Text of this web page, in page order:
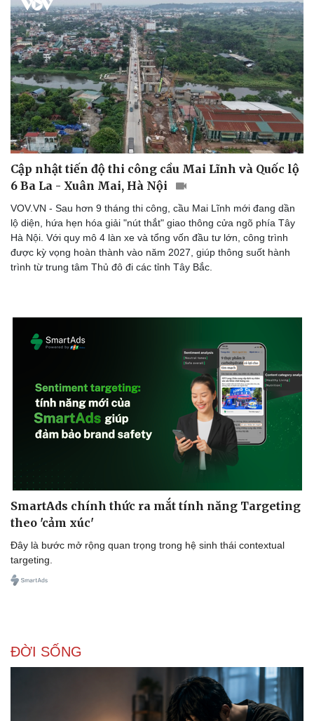
Sức khỏe
Dinh dưỡng - món ngon
Làm đẹp - giảm cân
Đời sống
Nhà đẹp
Cập nhật tiến độ thi công cầu Mai Lĩnh và Quốc lộ
6 Ba La - Xuân Mai, Hà Nội
VOV.VN - Sau hơn 9 tháng thi công, cầu Mai Lĩnh mới đang dần
lộ diện, hứa hẹn hóa giải "nút thắt" giao thông cửa ngõ phía Tây
Hà Nội. Với quy mô 4 làn xe và tổng vốn đầu tư lớn, công trình
được kỳ vọng hoàn thành vào năm 2027, giúp thông suốt hành
trình từ trung tâm Thủ đô đi các tỉnh Tây Bắc.
SmartAds chính thức ra mắt tính năng Targeting
theo 'cảm xúc'
Đây là bước mở rộng quan trọng trong hệ sinh thái contextual
targeting.
ĐỜI SỐNG